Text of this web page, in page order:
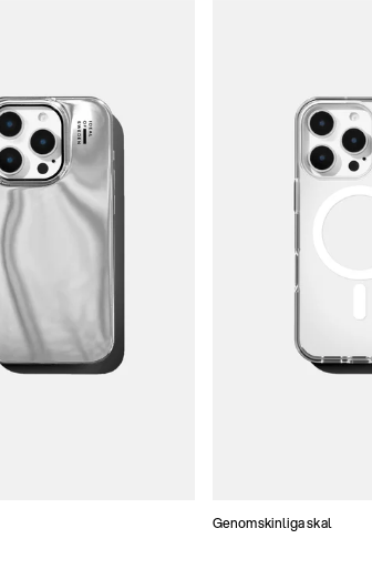
Genomskinliga skal